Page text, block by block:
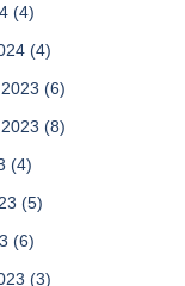
(4)
(4)
(6)
(8)
(4)
(5)
(6)
(3)